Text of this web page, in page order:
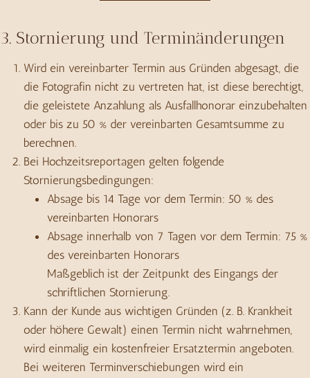
3. Stornierung und Terminänderungen
Wird ein vereinbarter Termin aus Gründen abgesagt, die
die Fotografin nicht zu vertreten hat, ist diese berechtigt,
die geleistete Anzahlung als Ausfallhonorar einzubehalten
oder bis zu 50 % der vereinbarten Gesamtsumme zu
berechnen.
Bei Hochzeitsreportagen gelten folgende
Stornierungsbedingungen:
Absage bis 14 Tage vor dem Termin: 50 % des
vereinbarten Honorars
Absage innerhalb von 7 Tagen vor dem Termin: 75 %
des vereinbarten Honorars
Maßgeblich ist der Zeitpunkt des Eingangs der
schriftlichen Stornierung.
Kann der Kunde aus wichtigen Gründen (z. B. Krankheit
oder höhere Gewalt) einen Termin nicht wahrnehmen,
wird einmalig ein kostenfreier Ersatztermin angeboten.
Bei weiteren Terminverschiebungen wird ein